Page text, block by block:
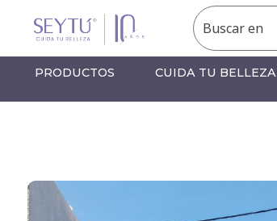
PRODUCTOS CUIDA TU BELLEZA